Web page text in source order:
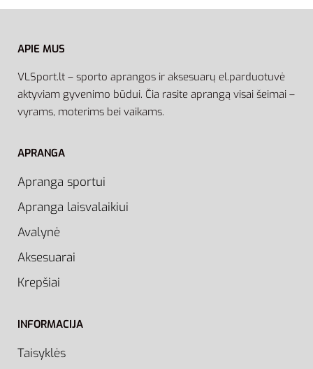
APIE MUS
VLSport.lt – sporto aprangos ir aksesuarų el.parduotuvė
aktyviam gyvenimo būdui. Čia rasite aprangą visai šeimai –
vyrams, moterims bei vaikams.
APRANGA
Apranga sportui
Apranga laisvalaikiui
Avalynė
Aksesuarai
Krepšiai
INFORMACIJA
Taisyklės